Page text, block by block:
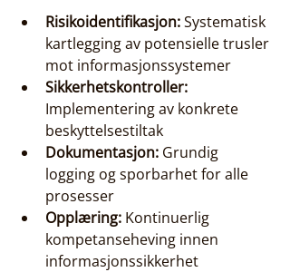
Risikoidentifikasjon: Systematisk
kartlegging av potensielle trusler
mot informasjonssystemer
Sikkerhetskontroller:
Implementering av konkrete
beskyttelsestiltak
Dokumentasjon: Grundig
logging og sporbarhet for alle
prosesser
Opplæring: Kontinuerlig
kompetanseheving innen
informasjonssikkerhet